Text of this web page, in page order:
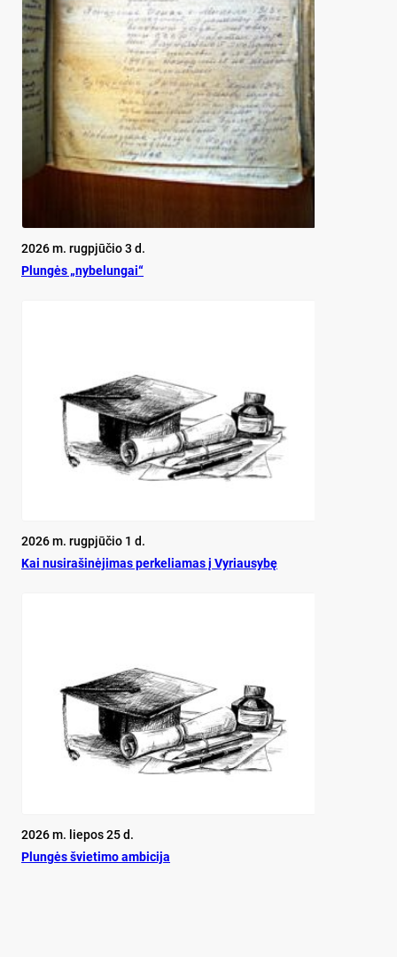
2026 m. rugpjūčio 3 d.
Plun­gės „ny­be­lun­gai“
2026 m. rugpjūčio 1 d.
Kai nu­si­ra­ši­nė­ji­mas per­ke­lia­mas į Vy­riau­sy­bę
2026 m. liepos 25 d.
Plun­gės švie­ti­mo am­bi­ci­ja